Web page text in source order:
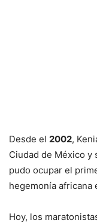
Desde el 2002,
Ciudad de México
pudo ocupar el
hegemonía africana
Hoy, los